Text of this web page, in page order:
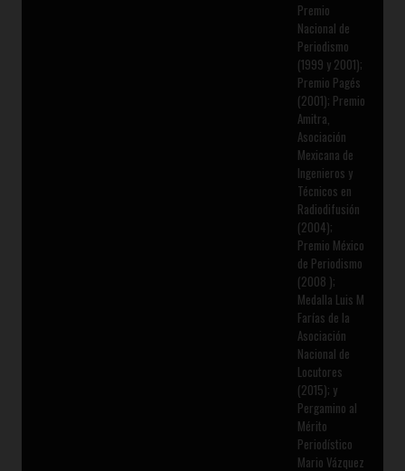
Premio
Nacional de
Periodismo
(1999 y 2001);
Premio Pagés
(2001); Premio
Amitra,
Asociación
Mexicana de
Ingenieros y
Técnicos en
Radiodifusión
(2004);
Premio México
de Periodismo
(2008 );
Medalla Luis M
Farías de la
Asociación
Nacional de
Locutores
(2015); y
Pergamino al
Mérito
Periodístico
Mario Vázquez